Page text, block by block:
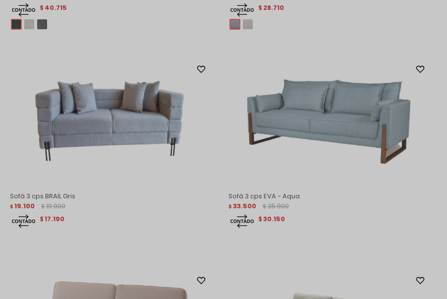
$ 40.715 $ 28.710
Sofá 3 cps BRAIL Gris
$ 19.100 $ 19.900
$17.190
Sofá 3 cps EVA - Aqua
$ 33.500 $ 35.900
$ 30.150